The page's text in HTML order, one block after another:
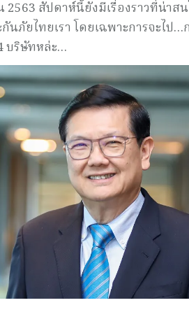
สัปดาห์นี้ยังมีเรื่องราวที่น่า
นภัยไทยเรา โดยเฉพาะการจะไ
บริษัทหล่ะ…